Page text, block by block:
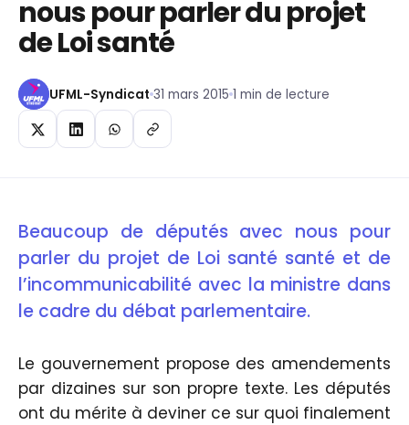
nous pour parler du projet
de Loi santé
UFML-Syndicat 31 mars 2015 1 min de lecture
Beaucoup de députés avec nous pour
parler du projet de Loi santé santé et de
l’incommunicabilité avec la ministre dans
le cadre du débat parlementaire.
Le gouvernement propose des amendements
par dizaines sur son propre texte. Les députés
ont du mérite à deviner ce sur quoi finalement